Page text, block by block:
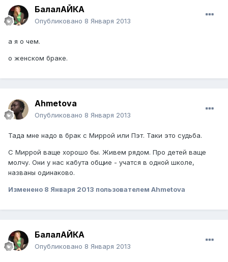
БалалАЙКА
Опубликовано 8 Января 2013
а я о чем.
о женском браке.
Ahmetova
Опубликовано 8 Января 2013
Тада мне надо в брак с Миррой или Пэт. Таки это судьба.
С Миррой ваще хорошо бы. Живем рядом. Про детей ваще
молчу. Они у нас кабута общие - учатся в одной школе,
названы одинаково.
Изменено 8 Января 2013 пользователем Ahmetova
БалалАЙКА
Опубликовано 8 Января 2013